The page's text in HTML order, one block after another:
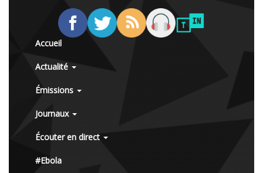
Accueil
Actualité
Émissions
Journaux
Écouter en direct
#Ebola